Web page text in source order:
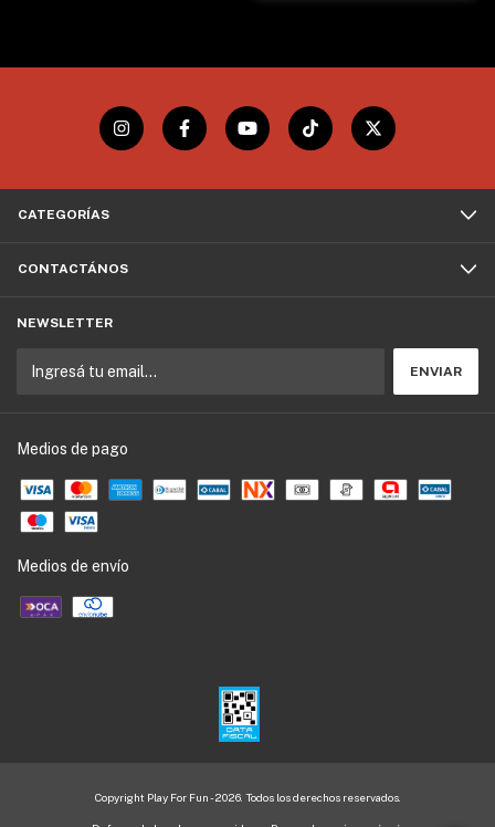
CATEGORÍAS
CONTACTÁNOS
NEWSLETTER
Medios de pago
Medios de envío
Copyright Play For Fun - 2026. Todos los derechos reservados.